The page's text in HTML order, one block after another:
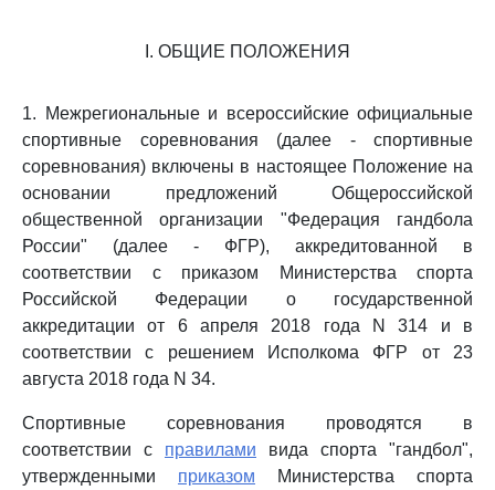
I. ОБЩИЕ ПОЛОЖЕНИЯ
1. Межрегиональные и всероссийские официальные
спортивные соревнования (далее - спортивные
соревнования) включены в настоящее Положение на
основании предложений Общероссийской
общественной организации "Федерация гандбола
России" (далее - ФГР), аккредитованной в
соответствии с приказом Министерства спорта
Российской Федерации о государственной
аккредитации от 6 апреля 2018 года N 314 и в
соответствии с решением Исполкома ФГР от 23
августа 2018 года N 34.
Спортивные соревнования проводятся в
соответствии с правилами вида спорта "гандбол",
утвержденными приказом Министерства спорта